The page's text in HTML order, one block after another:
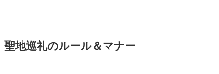
聖地巡礼のルール＆マナー